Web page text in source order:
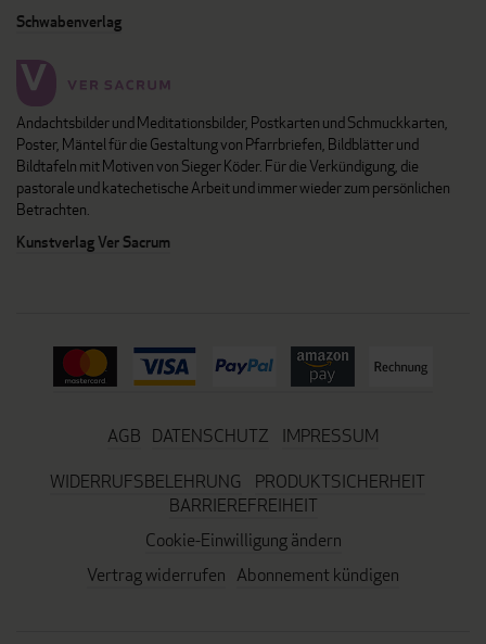
Schwabenverlag
Andachtsbilder und Meditationsbilder, Postkarten und Schmuckkarten,
Poster, Mäntel für die Gestaltung von Pfarrbriefen, Bildblätter und
Bildtafeln mit Motiven von Sieger Köder. Für die Verkündigung, die
pastorale und katechetische Arbeit und immer wieder zum persönlichen
Betrachten.
Kunstverlag Ver Sacrum
AGB DATENSCHUTZ
IMPRESSUM
WIDERRUFSBELEHRUNG
PRODUKTSICHERHEIT
BARRIEREFREIHEIT
Cookie-Einwilligung ändern
Vertrag widerrufen Abonnement kündigen